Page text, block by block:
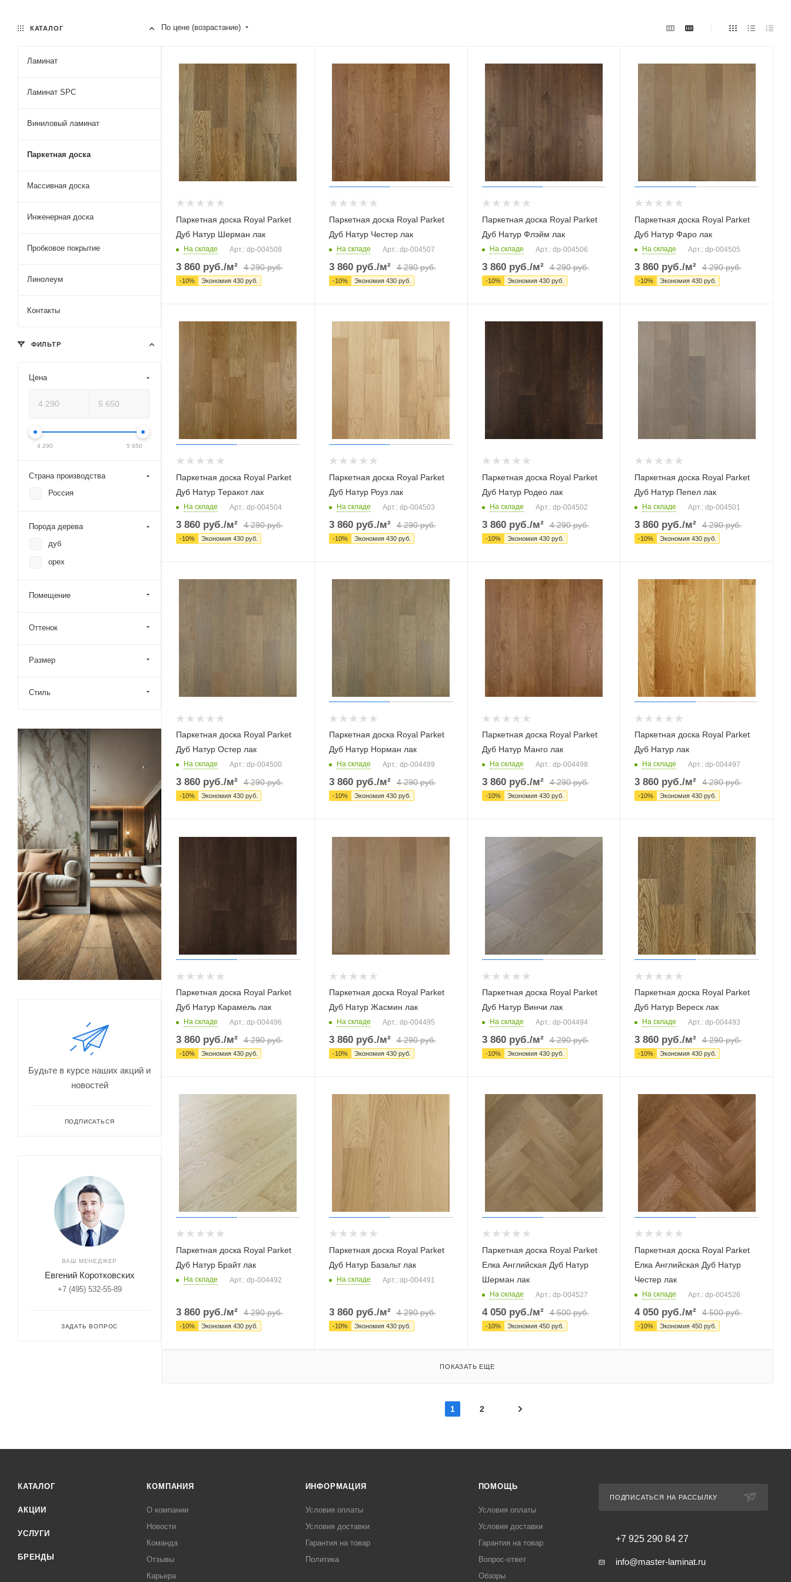
По цене (возрастание)
Паркетная доска Royal Parket
Дуб Натур Шерман лак
На складе Арт.: dp-004508
3 860 руб./м² 4 290руб.
-10% Экономия 430 руб.
Паркетная доска Royal Parket
Дуб Натур Честер лак
На складе Арт.: dp-004507
3 860руб./м² 4 290руб.
-10% Экономия 430руб.
Паркетная доска Royal Parket
Дуб Натур Флэйм лак
На складе Арт.: dp-004506
3 860руб./м² 4 290руб.
-10% Экономия 430руб.
Паркетная доска Royal Parket
Дуб Натур Фаро лак
На складе Арт.: dp-004505
3 860 руб./м² 4 290руб.
-10% Экономия430 руб.
Паркетная доска Royal Parket
Дуб Натур Теракот лак
На складе Арт.: dp-004504
3 860 руб./м² 4 290руб.
-10% Экономия 430 руб.
Паркетная доска Royal Parket
Дуб Натур Роуз лак
На складе Арт.: dp-004503
3 860руб./м² 4 290руб.
-10% Экономия 430руб.
Паркетная доска Royal Parket
Дуб Натур Родео лак
На складе Арт.: dp-004502
3 860руб./м² 4 290руб.
-10% Экономия 430руб.
Паркетная доска Royal Parket
Дуб Натур Пепел лак
На складе Арт.: dp-004501
3 860 руб./м² 4 290руб.
-10% Экономия430 руб.
Паркетная доска Royal Parket
Дуб Натур Остер лак
На складе Арт.: dp-004500
3 860 руб./м² 4 290руб.
-10% Экономия 430 руб.
Паркетная доска Royal Parket
Дуб Натур Норман лак
На складе Арт.: dp-004499
3 860руб./м² 4 290руб.
-10% Экономия 430руб.
Паркетная доска Royal Parket
Дуб Натур Манго лак
На складе Арт.: dp-004498
3 860руб./м² 4 290руб.
-10% Экономия 430руб.
Паркетная доска Royal Parket
Дуб Натур лак
На складе Арт.: dp-004497
3 860 руб./м² 4 290руб.
-10% Экономия430 руб.
Паркетная доска Royal Parket
Дуб Натур Карамель лак
На складе Арт.: dp-004496
3 860 руб./м² 4 290руб.
-10% Экономия 430 руб.
Паркетная доска Royal Parket
Дуб Натур Жасмин лак
На складе Арт.: dp-004495
3 860руб./м² 4 290руб.
-10% Экономия 430руб.
Паркетная доска Royal Parket
Дуб Натур Винчи лак
На складе Арт.: dp-004494
3 860руб./м² 4 290руб.
-10% Экономия 430руб.
Паркетная доска Royal Parket
Дуб Натур Вереск лак
На складе Арт.: dp-004493
3 860 руб./м² 4 290руб.
-10% Экономия430 руб.
Паркетная доска Royal Parket
Дуб Натур Брайт лак
На складе Арт.: dp-004492
3 860 руб./м² 4 290руб.
-10% Экономия 430 руб.
Паркетная доска Royal Parket
Дуб Натур Базальт лак
На складе Арт.: dp-004491
3 860руб./м² 4 290руб.
-10% Экономия 430руб.
Паркетная доска Royal Parket
Елка Английская Дуб Натур
Шерман лак
На складе Арт.: dp-004527
4 050руб./м² 4 500руб.
-10% Экономия 450руб.
Паркетная доска Royal Parket
Елка Английская Дуб Натур
Честер лак
На складе Арт.: dp-004526
4 050 руб./м² 4 500руб.
-10% Экономия450 руб.
ПОКАЗАТЬ ЕЩЕ
1 2
КАТАЛОГ
Ламинат
Ламинат SPC
Виниловый ламинат
Паркетная доска
Массивная доска
Инженерная доска
Пробковое покрытие
Линолеум
Контакты
ФИЛЬТР
Цена
4 290 5 650
Страна производства
Россия
Порода дерева
дуб
орех
Помещение
Оттенок
Размер
Стиль
Будьте в курсе наших акций и
новостей
ПОДПИСАТЬСЯ
ВАШ МЕНЕДЖЕР
Евгений Коротковских
+7 (495) 532-55-89
ЗАДАТЬ ВОПРОС
КАТАЛОГ
АКЦИИ
УСЛУГИ
БРЕНДЫ
КОМПАНИЯ
О компании
Новости
Команда
Отзывы
Карьера
ИНФОРМАЦИЯ
Условия оплаты
Условия доставки
Гарантия на товар
Политика
ПОМОЩЬ
Условия оплаты
Условия доставки
Гарантия на товар
Вопрос-ответ
Обзоры
ПОДПИСАТЬСЯ НА РАССЫЛКУ
+7 925 290 84 27
info@master-laminat.ru